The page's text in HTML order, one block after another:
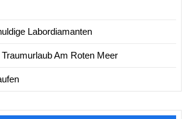
Labordiamanten
Am Roten Meer